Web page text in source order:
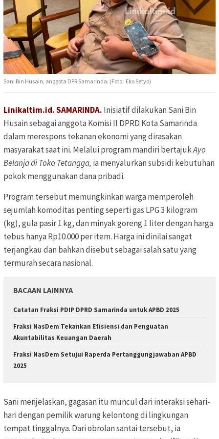
Sani Bin Husain, anggota DPR Samarinda. (Foto : Eko Setyo)
Linikaltim.id. SAMARINDA. Inisiatif dilakukan Sani Bin
Husain sebagai anggota Komisi II DPRD Kota Samarinda
dalam merespons tekanan ekonomi yang dirasakan
masyarakat saat ini. Melalui program mandiri bertajukAyo
Belanja di Toko Tetangga, ia menyalurkan subsidi kebutuhan
pokok menggunakan dana pribadi.
Program tersebut memungkinkan warga memperoleh
sejumlah komoditas penting seperti gas LPG 3 kilogram
(kg), gula pasir 1 kg, dan minyak goreng 1 liter dengan harga
tebus hanya Rp10.000 per item. Harga ini dinilai sangat
terjangkau dan bahkan disebut sebagai salah satu yang
termurah secara nasional.
BACAAN LAINNYA
Catatan Fraksi PDIP DPRD Samarinda untuk APBD 2025
Fraksi NasDem Tekankan Efisiensi dan Penguatan
Akuntabilitas Keuangan Daerah
Fraksi NasDem Setujui Raperda Pertanggungjawaban APBD
2025
Sani menjelaskan, gagasan itu muncul dari interaksi sehari-
hari dengan pemilik warung kelontong di lingkungan
tempat tinggalnya. Dari obrolan santai tersebut, ia